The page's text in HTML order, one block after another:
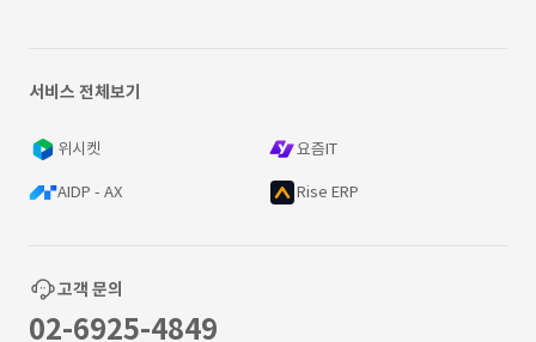
서비스 전체보기
위시켓 요즘IT
AIDP - AX Rise ERP
고객 문의
02-6925-4849